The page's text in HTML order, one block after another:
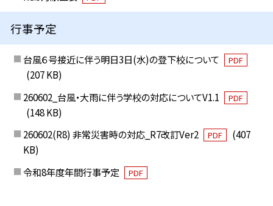
行事予定
台風６号接近に伴う明日3日(水)の登下校について PDF
(207 KB)
260602_台風・大雨に伴う学校の対応についてV1.1
PDF
(148 KB)
260602(R8) 非常災害時の対応_R7改訂Ver2
PDF
(407
KB)
令和8年度年間行事予定
PDF